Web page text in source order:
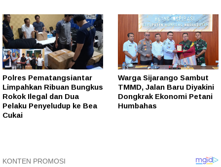
Polres Pematangsiantar
Limpahkan Ribuan Bungkus
Rokok Ilegal dan Dua
Pelaku Penyeludup ke Bea
Cukai
Warga Sijarango Sambut
TMMD, Jalan Baru Diyakini
Dongkrak Ekonomi Petani
Humbahas